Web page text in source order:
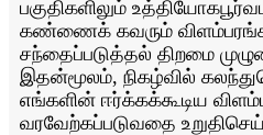
பகுதிகளிலும்
கண்ணைக் கவரும்
சந்தைப்படுத்தல் திறமை
இதன்மூலம், நிகழ்வில்
எங்களின் ஈர்க்கக்கூடிய
வரவேற்கப்படுவதை